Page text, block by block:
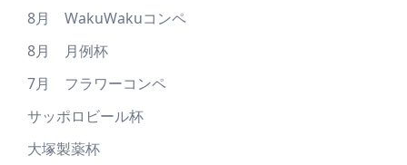
8月 WakuWakuコンペ
8月 月例杯
7月 フラワーコンペ
サッポロビール杯
大塚製薬杯